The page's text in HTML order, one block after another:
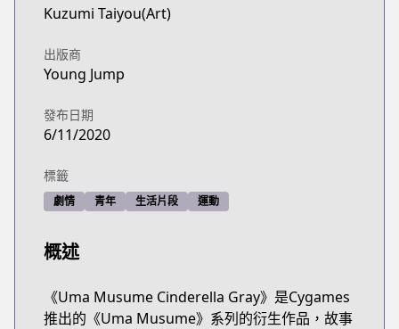
Kuzumi Taiyou(Art)
出版商
Young Jump
發布日期
6/11/2020
標籤
劇情 青年 生活片段 運動
概述
《Uma Musume Cinderella Gray》是Cygames
推出的《Uma Musume》系列的衍生作品，故事